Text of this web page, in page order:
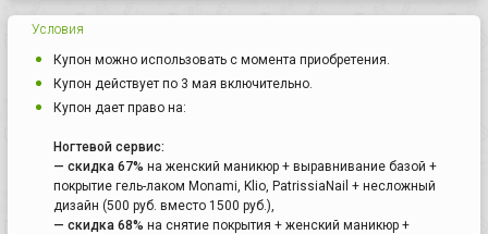
Условия
Купон можно использовать с момента приобретения.
Купон действует по 3 мая включительно.
Купон дает право на:
Ногтевой сервис:
— скидка 67% на женский маникюр + выравнивание базой +
покрытие гель-лаком Monami, Klio, PatrissiaNail + несложный
дизайн (500 руб. вместо 1500 руб.),
— скидка 68% на снятие покрытия + женский маникюр +